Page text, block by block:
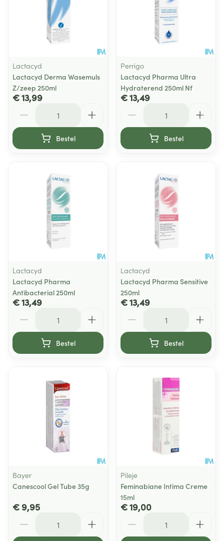
Lactacyd
Lactacyd Derma Wasemuls
Z/zeep 250ml
€ 13,99
Bestel
Perrigo
Lactacyd Pharma Ultra
Hydraterend 250ml Nf
€ 13,49
Bestel
Lactacyd
Lactacyd Pharma
Antibacterial 250ml
€ 13,49
Bestel
Lactacyd
Lactacyd Pharma Sensitive
250ml
€ 13,49
Bestel
Bayer
Canescool Gel Tube 35g
€ 9,95
Pileje
Feminabiane Intima Creme
15ml
€ 19,00